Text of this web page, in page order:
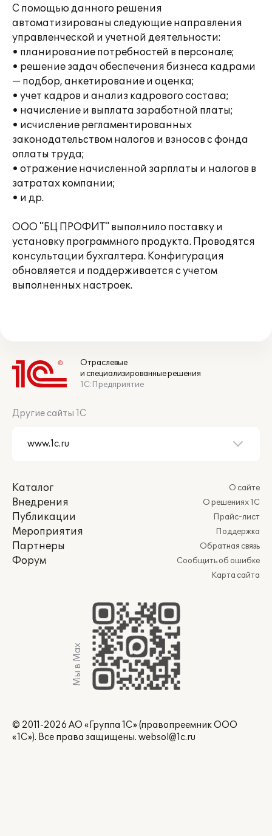
С помощью данного решения
автоматизированы следующие направления
управленческой и учетной деятельности:
• планирование потребностей в персонале;
• решение задач обеспечения бизнеса кадрами
— подбор, анкетирование и оценка;
• учет кадров и анализ кадрового состава;
• начисление и выплата заработной платы;
• исчисление регламентированных
законодательством налогов и взносов с фонда
оплаты труда;
• отражение начисленной зарплаты и налогов в
затратах компании;
• и др.
ООО "БЦ ПРОФИТ" выполнило поставку и
установку программного продукта. Проводятся
консультации бухгалтера. Конфигурация
обновляется и поддерживается с учетом
выполненных настроек.
Отраслевые
и специализированные решения
1С:Предприятие
Другие сайты 1С
Каталог
Внедрения
Публикации
Мероприятия
Партнеры
Форум
О сайте
О решениях 1С
Прайс-лист
Поддержка
Обратная связь
Сообщить об ошибке
Карта сайта
Мы в Max
© 2011-2026 АО «Группа 1С» (правопреемник ООО
«1С»). Все права защищены. websol@1c.ru